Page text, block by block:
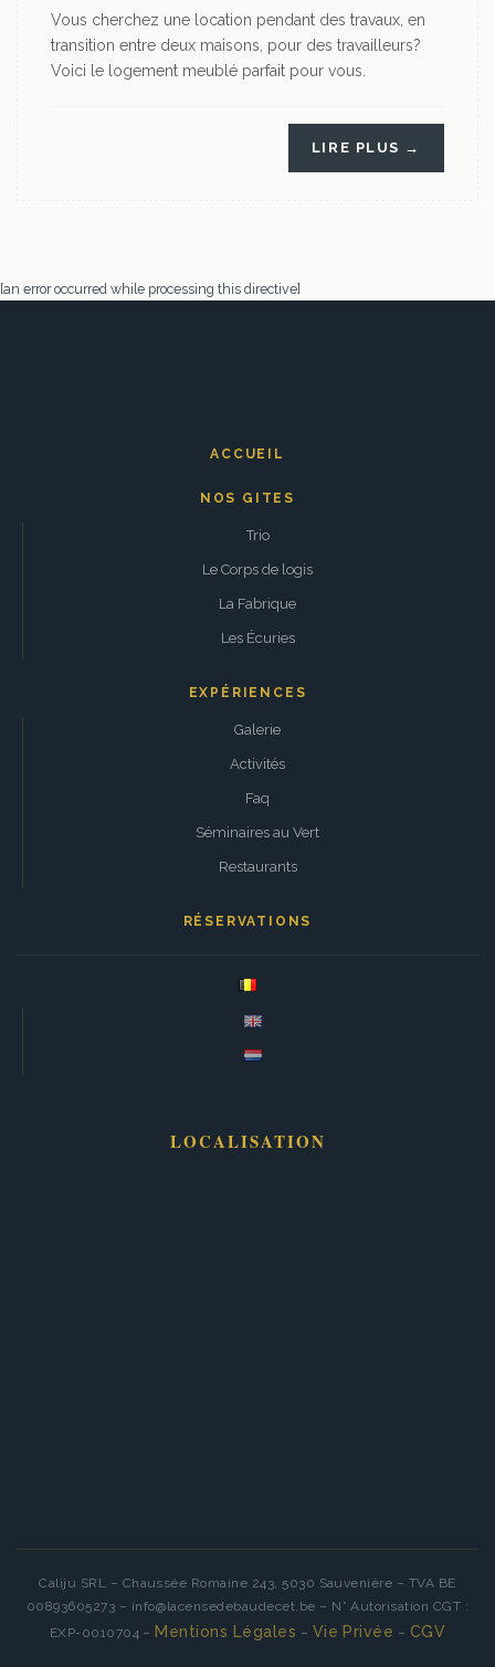
Vous cherchez une location pendant des travaux, en
transition entre deux maisons, pour des travailleurs?
Voici le logement meublé parfait pour vous.
LIRE PLUS →
[an error occurred while processing this directive]
ACCUEIL
NOS GITES
Trio
Le Corps de logis
La Fabrique
Les Écuries
EXPÉRIENCES
Galerie
Activités
Faq
Séminaires au Vert
Restaurants
RÉSERVATIONS
LOCALISATION
Caliju SRL – Chaussée Romaine 243, 5030 Sauvenière – TVA BE
00893605273 – info@lacensedebaudecet.be – N° Autorisation CGT :
EXP-0010704 – Mentions Légales – Vie Privée – CGV